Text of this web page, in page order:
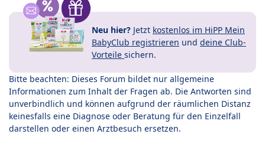
Neu hier? Jetzt kostenlos im HiPP Mein
BabyClub registrieren und deine Club-
Vorteile sichern.
Bitte beachten: Dieses Forum bildet nur allgemeine
Informationen zum Inhalt der Fragen ab. Die Antworten sind
unverbindlich und können aufgrund der räumlichen Distanz
keinesfalls eine Diagnose oder Beratung für den Einzelfall
darstellen oder einen Arztbesuch ersetzen.